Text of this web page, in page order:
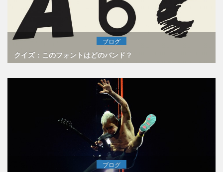
ブログ
クイズ：このフォントはどのバンド？
ブログ